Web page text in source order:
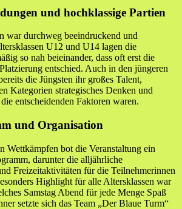
und hochklassige Partien
war durchweg beeindruckend und
U12 und U14 lagen die
so nah beieinander, dass oft erst die
entschied. Auch in den jüngeren
die Jüngsten ihr großes Talent,
Kategorien strategisches Denken und
entscheidenden Faktoren waren.
und Organisation
Wettkämpfen bot die Veranstaltung ein
darunter die alljährliche
Freizeitaktivitäten für die Teilnehmerinnen
Highlight für alle Altersklassen war
Samstag Abend für jede Menge Spaß
setzte sich das Team „Der Blaue Turm“